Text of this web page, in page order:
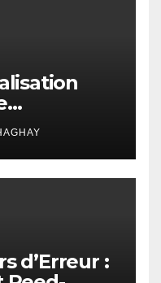
ligne
des
d’Erreur :